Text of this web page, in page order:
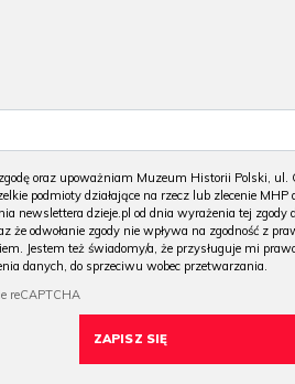
oraz upoważniam Muzeum Historii Polski,
podmioty działające na rzecz lub zlecenie
newslettera dzieje.pl od dnia wyrażenia tej
że odwołanie zgody nie wpływa na zgodność z
Jestem też świadomy/a, że przysługuje mi
danych, do sprzeciwu wobec przetwarzania.